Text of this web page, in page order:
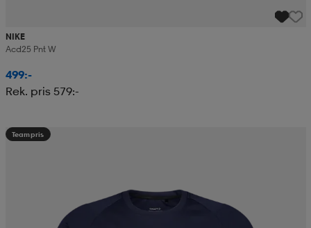
NIKE
Acd25 Pnt W
499:-
Rek. pris 579:-
Teampris